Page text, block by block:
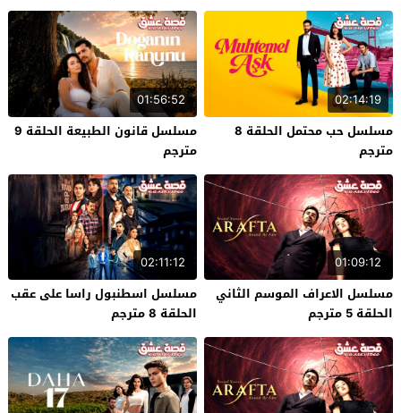
02:14:19
مسلسل حب محتمل الحلقة 8
مترجم
01:56:52
مسلسل قانون الطبيعة الحلقة 9
مترجم
01:09:12
مسلسل الاعراف الموسم الثاني
الحلقة 5 مترجم
02:11:12
مسلسل اسطنبول راسا على عقب
الحلقة 8 مترجم